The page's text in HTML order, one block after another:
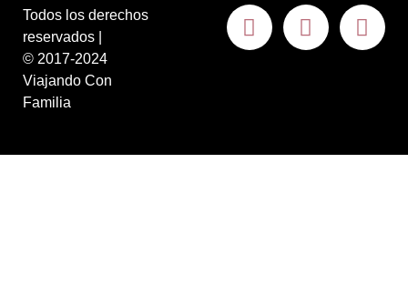
Todos los derechos
reservados |
© 2017-2024
Viajando Con
Familia